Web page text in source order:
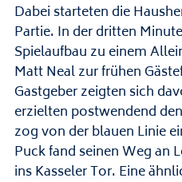
Dabei starteten die
Partie. In der dritten
Spielaufbau zu einem
Matt Neal zur frühen
Gastgeber zeigten sich
erzielten postwendend
zog von der blauen Linie
Puck fand seinen Weg an
ins Kasseler Tor. Eine